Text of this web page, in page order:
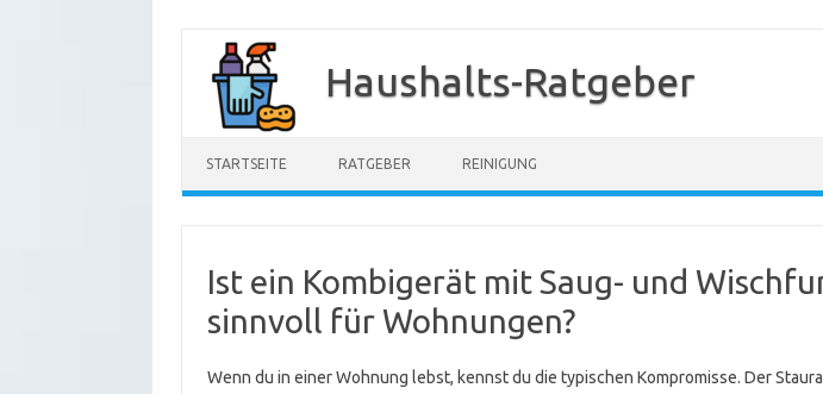
springen
Haushalts-Ratgeber
STARTSEITE RATGEBER REINIGUNG
Ist ein Kombigerät mit Saug- und
sinnvoll für Wohnungen?
Wenn du in einer Wohnung lebst, kennst du die typischen Kompromisse. Der